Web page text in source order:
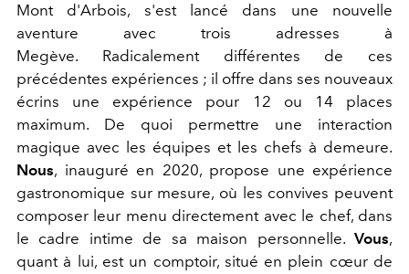
Mont d'Arbois, s'est lancé dans une nouvelle
aventure avec trois adresses à
Megève. Radicalement différentes de ces
précédentes expériences ; il offre dans ses nouveaux
écrins une expérience pour 12 ou 14 places
maximum. De quoi permettre une interaction
magique avec les équipes et les chefs à demeure.
Nous, inauguré en 2020, propose une expérience
gastronomique sur mesure, où les convives peuvent
composer leur menu directement avec le chef, dans
le cadre intime de sa maison personnelle. Vous,
quant à lui, est un comptoir, situé en plein cœur de